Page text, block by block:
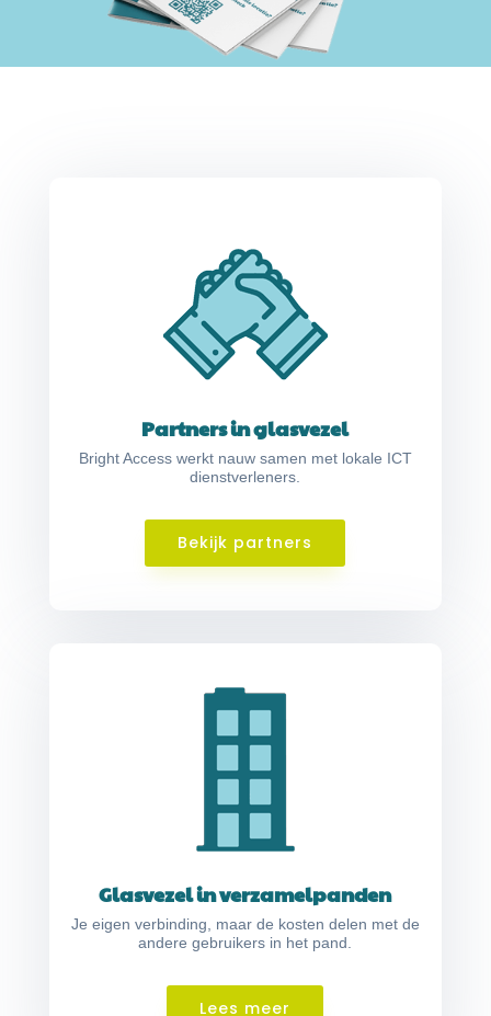
Partners in glasvezel
Bright Access werkt nauw samen met lokale ICT
dienstverleners.
Bekijk partners
Glasvezel in verzamelpanden
Je eigen verbinding, maar de kosten delen met de
andere gebruikers in het pand.
Lees meer